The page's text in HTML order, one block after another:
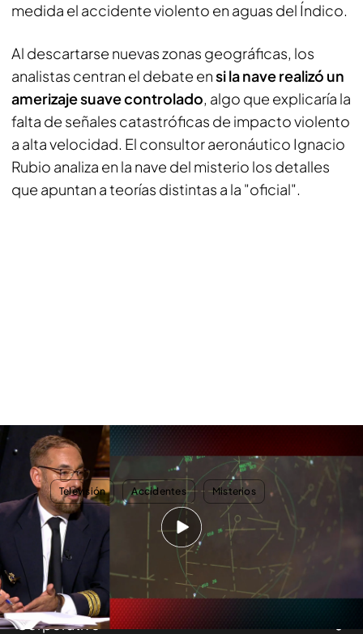
medida el accidente violento en aguas del Índico.
Al descartarse nuevas zonas geográficas, los
analistas centran el debate ensi la nave realizó un
amerizaje suave controlado, algo que explicaría la
falta de señales catastróficas de impacto violento
a alta velocidad. El consultor aeronáutico Ignacio
Rubio analiza en la nave del misterio los detalles
que apuntan a teorías distintas a la "oficial".
Ignacio Rubio, consultor aeronáutico: "No hay que descartar que el
MH370 haya sido derribado por un misil"
TEMAS Televisión Accidentes Misterios
Nosotros
Corporativo